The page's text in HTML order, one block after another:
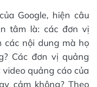
Google, hiện câu
tâm là: các đơn vị
các nội dung mà họ
Các đơn vị quảng
quảng cáo của
cảm không? Theo